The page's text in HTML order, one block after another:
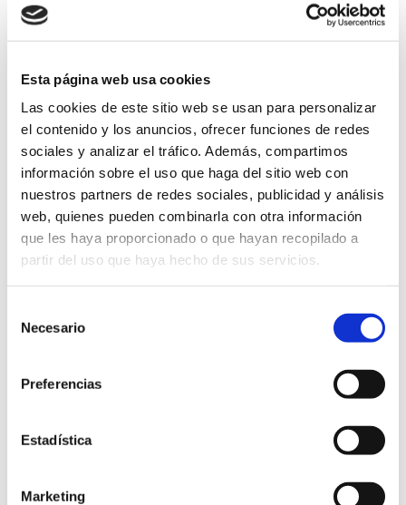
Esta página web usa cookies
Las cookies de este sitio web se usan para personalizar
el contenido y los anuncios, ofrecer funciones de redes
sociales y analizar el tráfico. Además, compartimos
información sobre el uso que haga del sitio web con
nuestros partners de redes sociales, publicidad y análisis
web, quienes pueden combinarla con otra información
que les haya proporcionado o que hayan recopilado a
partir del uso que haya hecho de sus servicios.
Necesario
Preferencias
Estadística
Marketing
Pedro Jesús Medina López
Gerencia y dirección técnica
Colegiado nº 1791